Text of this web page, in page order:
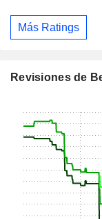
Más Ratings
Revisiones de